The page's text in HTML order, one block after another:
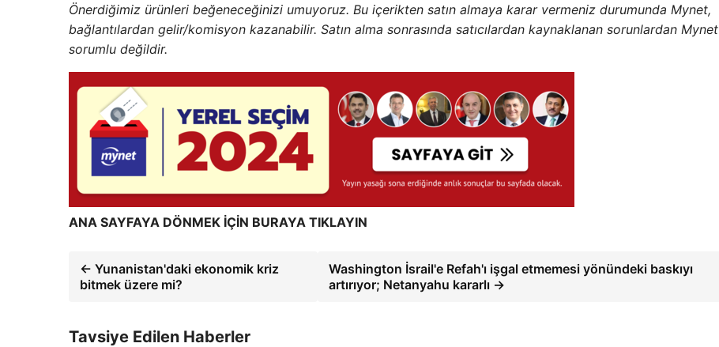
Önerdiğimiz ürünleri beğeneceğinizi umuyoruz. Bu içerikten satın almaya karar vermeniz durumunda Mynet,
bağlantılardan gelir/komisyon kazanabilir. Satın alma sonrasında satıcılardan kaynaklanan sorunlardan Mynet
sorumlu değildir.
ANA SAYFAYA DÖNMEK İÇİN BURAYA TIKLAYIN
← Yunanistan'daki ekonomik kriz
bitmek üzere mi?
Washington İsrail'e Refah'ı işgal etmemesi yönündeki baskıyı
artırıyor; Netanyahu kararlı →
Tavsiye Edilen Haberler